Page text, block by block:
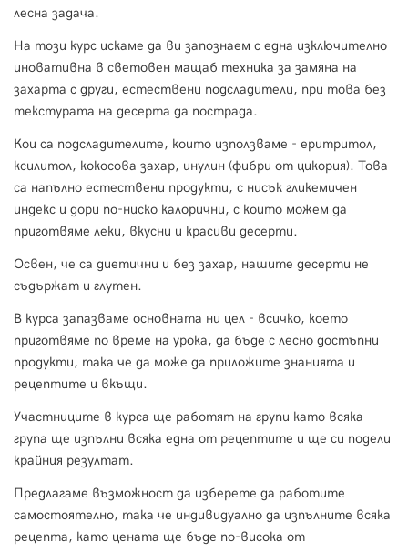
лесна задача.
На този курс искаме да ви запознаем с една изключително
иновативна в световен мащаб техника за замяна на
захарта с други, естествени подсладители, при това без
текстурата на десерта да пострада.
Кои са подсладителите, които използваме - еритритол,
ксилитол, кокосова захар, инулин (фибри от цикория). Това
са напълно естествени продукти, с нисък гликемичен
индекс и дори по-ниско калорични, с които можем да
приготвяме леки, вкусни и красиви десерти.
Освен, че са диетични и без захар, нашите десерти не
съдържат и глутен.
В курса запазваме основната ни цел - всичко, което
приготвяме по време на урока, да бъде с лесно достъпни
продукти, така че да може да приложите знанията и
рецептите и вкъщи.
Участниците в курса ще работят на групи като всяка
група ще изпълни всяка една от рецептите и ще си подели
крайния резултат.
Предлагаме възможност да изберете да работите
самостоятелно, така че индивидуално да изпълните всяка
рецепта, като цената ще бъде по-висока от